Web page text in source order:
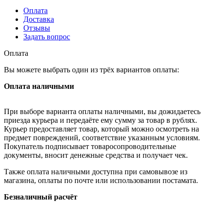
Оплата
Доставка
Отзывы
Задать вопрос
Оплата
Вы можете выбрать один из трёх вариантов оплаты:
Оплата наличными
При выборе варианта оплаты наличными, вы дожидаетесь
приезда курьера и передаёте ему сумму за товар в рублях.
Курьер предоставляет товар, который можно осмотреть на
предмет повреждений, соответствие указанным условиям.
Покупатель подписывает товаросопроводительные
документы, вносит денежные средства и получает чек.
Также оплата наличными доступна при самовывозе из
магазина, оплаты по почте или использовании постамата.
Безналичный расчёт